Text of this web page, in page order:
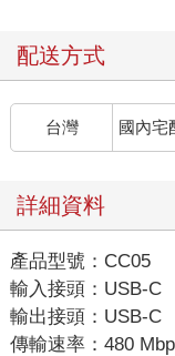
配送方式
台灣 國內宅
詳細資料
產品型號：CC05
輸入接頭：USB-C
輸出接頭：USB-C
傳輸速率：480